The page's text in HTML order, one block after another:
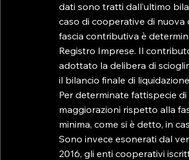
dati sono tratti dall’ultimo
caso di cooperative di
fascia contributiva è
Registro Imprese. Il
adottato la delibera di
il bilancio finale di
Per determinate fattispecie
maggiorazioni rispetto alla
minima, come si è detto, in
Sono invece esonerati dal
2016, gli enti cooperativi